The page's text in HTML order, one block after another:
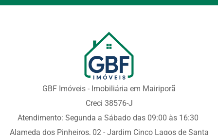
GBF Imóveis - Imobiliária em Mairiporã
Creci 38576-J
Atendimento: Segunda a Sábado das 09:00 às 16:30
Alameda dos Pinheiros, 02 - Jardim Cinco Lagos de Santa